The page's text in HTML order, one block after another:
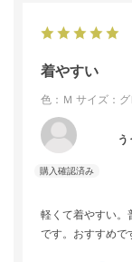
着やすい
色：Ｍ サイズ：グ
う
軽くて着やすい。
です。おすすめで